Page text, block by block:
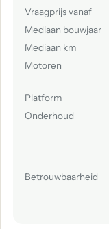
Vraagprijs vanaf
Mediaan bouwjaar
Mediaan km
Motoren
Platform
Onderhoud
Betrouwbaarheid